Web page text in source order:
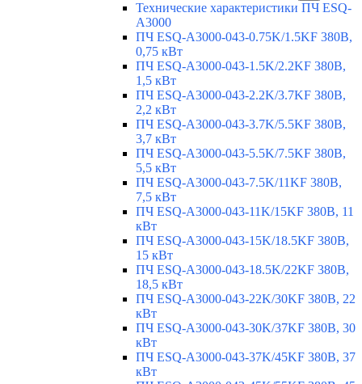
Технические характеристики ПЧ ESQ-
A3000
ПЧ ESQ-A3000-043-0.75K/1.5KF 380В,
0,75 кВт
ПЧ ESQ-A3000-043-1.5K/2.2KF 380В,
1,5 кВт
ПЧ ESQ-A3000-043-2.2K/3.7KF 380В,
2,2 кВт
ПЧ ESQ-A3000-043-3.7K/5.5KF 380В,
3,7 кВт
ПЧ ESQ-A3000-043-5.5K/7.5KF 380В,
5,5 кВт
ПЧ ESQ-A3000-043-7.5K/11KF 380В,
7,5 кВт
ПЧ ESQ-A3000-043-11K/15KF 380В, 11
кВт
ПЧ ESQ-A3000-043-15K/18.5KF 380В,
15 кВт
ПЧ ESQ-A3000-043-18.5K/22KF 380В,
18,5 кВт
ПЧ ESQ-A3000-043-22K/30KF 380В, 22
кВт
ПЧ ESQ-A3000-043-30K/37KF 380В, 30
кВт
ПЧ ESQ-A3000-043-37K/45KF 380В, 37
кВт